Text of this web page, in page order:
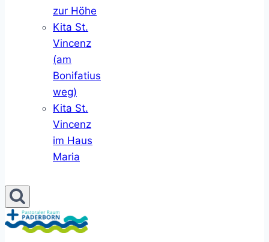
zur Höhe
Kita St.
Vincenz
(am
Bonifatius
weg)
Kita St.
Vincenz
im Haus
Maria